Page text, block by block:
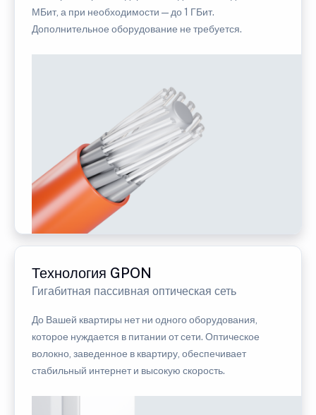
МБит, а при необходимости — до 1 ГБит.
Дополнительное оборудование не требуется.
Технология GPON
Гигабитная пассивная оптическая сеть
До Вашей квартиры нет ни одного оборудования,
которое нуждается в питании от сети. Оптическое
волокно, заведенное в квартиру, обеспечивает
стабильный интернет и высокую скорость.